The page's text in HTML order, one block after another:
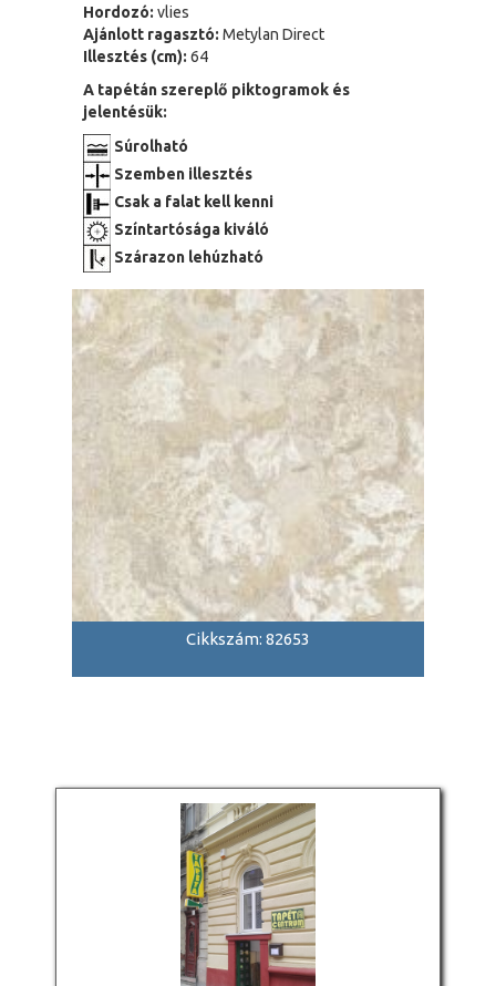
Hordozó: vlies
Ajánlott ragasztó: Metylan Direct
Illesztés (cm): 64
A tapétán szereplő piktogramok és
jelentésük:
Súrolható
Szemben illesztés
Csak a falat kell kenni
Színtartósága kiváló
Szárazon lehúzható
Cikkszám: 82653